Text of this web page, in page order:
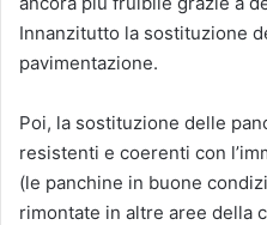
Innanzitutto la sostituzione
pavimentazione.
Poi, la sostituzione delle
resistenti e coerenti con
(le panchine in buone
rimontate in altre aree della